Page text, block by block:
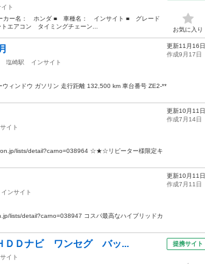
ト
ー名： ホンダ ■ 車種名： インサイト ■ グレード
アコン タイミングチェーン...
お気に入り
塩崎駅
インサイト
ィンドウ ガソリン 走行距離 132,500 km 車台番号 ZE2-**
更新11月16日
作成9月17日
イト
lists/detail?carno=038964 ☆★☆リピーター様限定キ
更新10月11日
作成7月14日
インサイト
lists/detail?carno=038947 コスパ最高なハイブリッドカ
更新10月11日
作成7月11日
ＤＤナビ ワンセグ バッ...
イト
提携サイト